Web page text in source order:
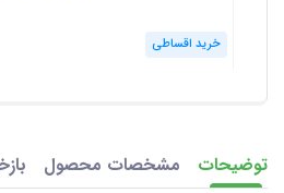
خرید اقساطی
توضیحات مشخصات محصول